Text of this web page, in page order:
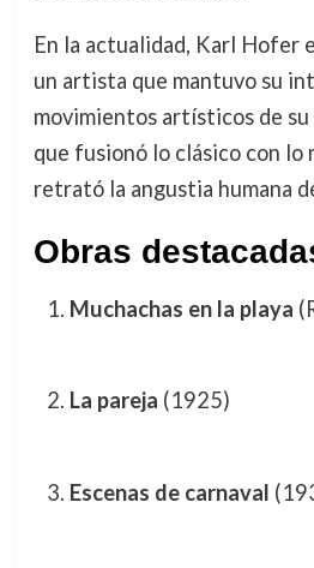
En la actualidad, Karl Hofer
un artista que mantuvo su
movimientos artísticos de
que fusionó lo clásico con lo
retrató la angustia humana
Obras
Muchachas en la playa
La pareja (1925)
Escenas de carnaval